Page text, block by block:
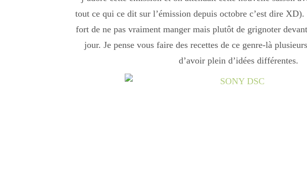
tout ce qui ce dit sur l’émission depuis octobre c’est dire
fort de ne pas vraiment manger mais plutôt de grignoter
jour. Je pense vous faire des recettes de ce genre-là
d’avoir plein d’idées différentes.